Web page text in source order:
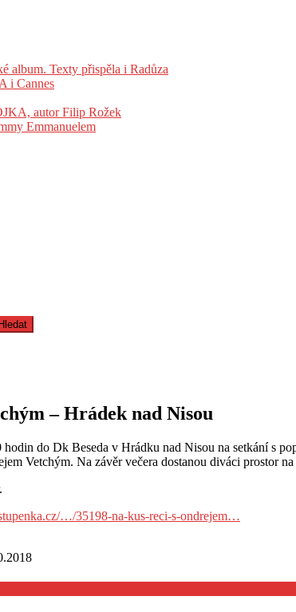
album. Texty přispěla i Radůza
i Cannes
autor Filip Rožek
Emmanuelem
– Hrádek nad Nisou
do Dk Beseda v Hrádku nad Nisou na setkání s
Vetchým. Na závěr večera dostanou diváci prostor na
…/35198-na-kus-reci-s-ondrejem…